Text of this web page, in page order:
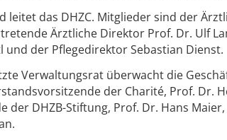
leitet das DHZC. Mitglieder sind der
Ärztliche Direktor Prof. Dr. Ulf
und der Pflegedirektor Sebastian Dienst.
Verwaltungsrat überwacht die
der Charité, Prof. Dr.
der DHZB-Stiftung, Prof. Dr. Hans